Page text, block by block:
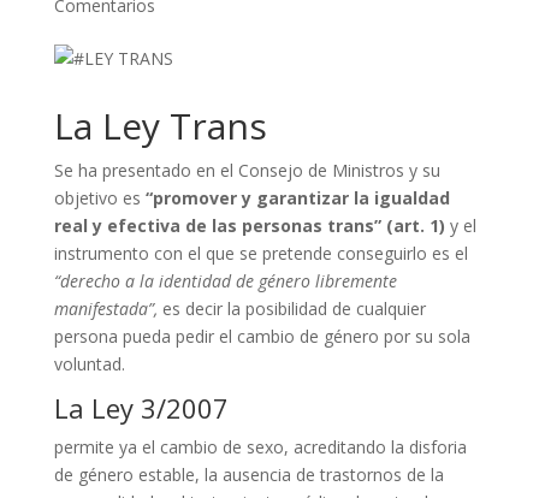
Comentarios
La Ley Trans
Se ha presentado en el Consejo de Ministros y su
objetivo es “promover y garantizar la igualdad
real y efectiva de las personas trans” (art. 1) y el
instrumento con el que se pretende conseguirlo es el
“derecho a la identidad de género libremente
manifestada”, es decir la posibilidad de cualquier
persona pueda pedir el cambio de género por su sola
voluntad.
La Ley 3/2007
permite ya el cambio de sexo, acreditando la disforia
de género estable, la ausencia de trastornos de la